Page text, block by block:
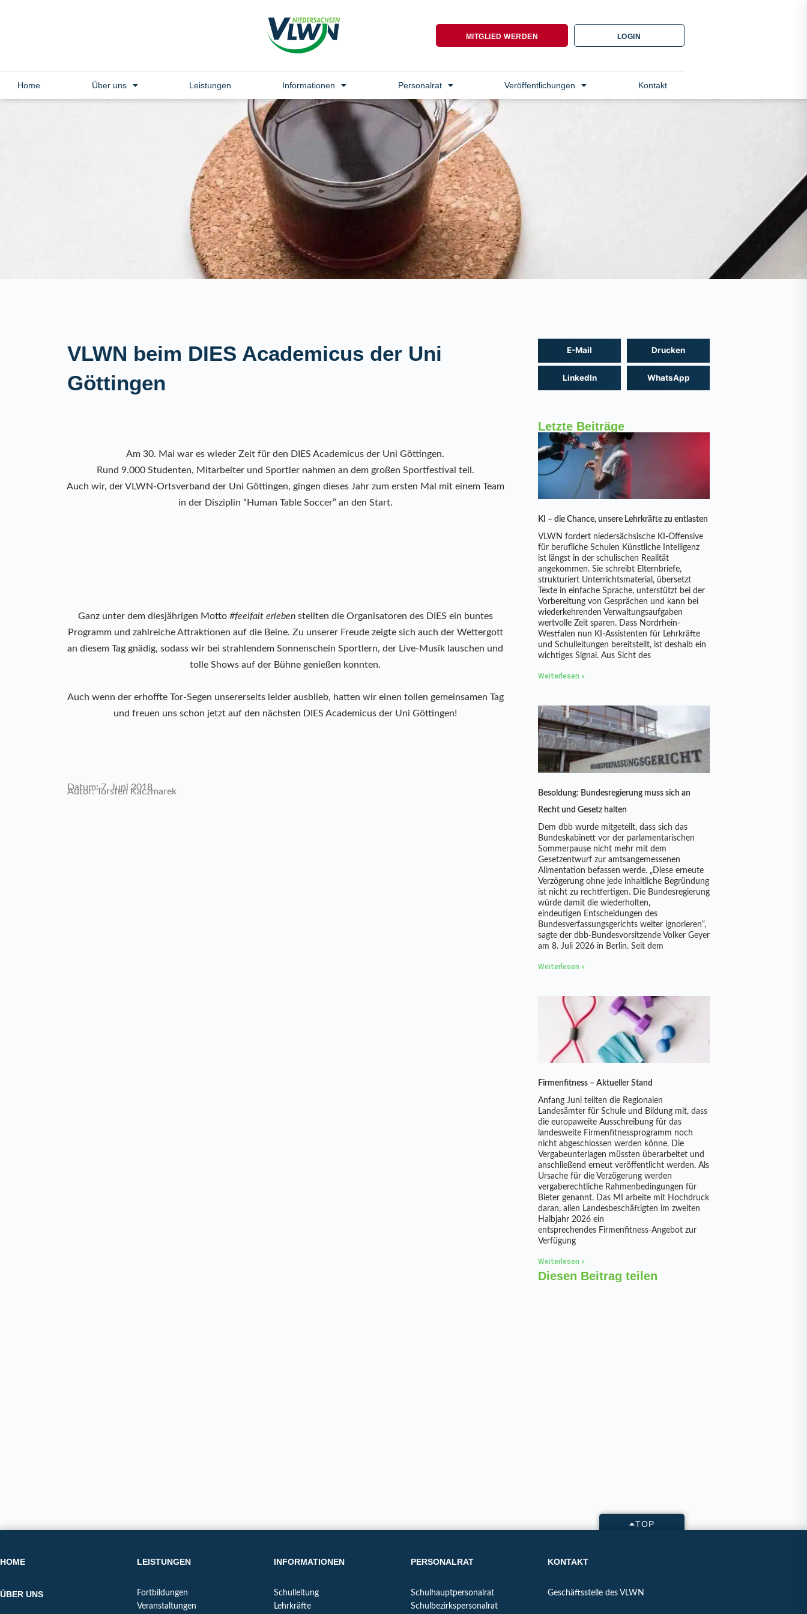
MITGLIED WERDEN LOGIN
Home Über uns Leistungen Informationen Personalrat Veröffentlichungen Kontakt
VLWN beim DIES Academicus der Uni
Göttingen
Am 30. Mai war es wieder Zeit für den DIES Academicus der Uni Göttingen.
Rund 9.000 Studenten, Mitarbeiter und Sportler nahmen an dem großen Sportfestival teil.
Auch wir, der VLWN-Ortsverband der Uni Göttingen, gingen dieses Jahr zum ersten Mal mit einem Team
in der Disziplin “Human Table Soccer” an den Start.
Ganz unter dem diesjährigen Motto #feelfalt erlebenstellten die Organisatoren des DIES ein buntes
Programm und zahlreiche Attraktionen auf die Beine. Zu unserer Freude zeigte sich auch der Wettergott
an diesem Tag gnädig, sodass wir bei strahlendem Sonnenschein Sportlern, der Live-Musik lauschen und
tolle Shows auf der Bühne genießen konnten.
Auch wenn der erhoffte Tor-Segen unsererseits leider ausblieb, hatten wir einen tollen gemeinsamen Tag
und freuen uns schon jetzt auf den nächsten DIES Academicus der Uni Göttingen!
Datum: 7. Juni 2018
Autor: Torsten Kaczmarek
E-Mail Drucken
LinkedIn WhatsApp
Letzte Beiträge
KI – die Chance, unsere Lehrkräfte zu entlasten
VLWN fordert niedersächsische KI-Offensive
für berufliche Schulen Künstliche Intelligenz
ist längst in der schulischen Realität
angekommen. Sie schreibt Elternbriefe,
strukturiert Unterrichtsmaterial, übersetzt
Texte in einfache Sprache, unterstützt bei der
Vorbereitung von Gesprächen und kann bei
wiederkehrenden Verwaltungsaufgaben
wertvolle Zeit sparen. Dass Nordrhein-
Westfalen nun KI-Assistenten für Lehrkräfte
und Schulleitungen bereitstellt, ist deshalb ein
wichtiges Signal. Aus Sicht des
Weiterlesen »
Besoldung: Bundesregierung muss sich an
Recht und Gesetz halten
Dem dbb wurde mitgeteilt, dass sich das
Bundeskabinett vor der parlamentarischen
Sommerpause nicht mehr mit dem
Gesetzentwurf zur amtsangemessenen
Alimentation befassen werde. „Diese erneute
Verzögerung ohne jede inhaltliche Begründung
ist nicht zu rechtfertigen. Die Bundesregierung
würde damit die wiederholten,
eindeutigen Entscheidungen des
Bundesverfassungsgerichts weiter ignorieren“,
sagte der dbb-Bundesvorsitzende Volker Geyer
am 8. Juli 2026 in Berlin. Seit dem
Weiterlesen »
Firmenfitness – Aktueller Stand
Anfang Juni teilten die Regionalen
Landesämter für Schule und Bildung mit, dass
die europaweite Ausschreibung für das
landesweite Firmenfitnessprogramm noch
nicht abgeschlossen werden könne. Die
Vergabeunterlagen müssten überarbeitet und
anschließend erneut veröffentlicht werden. Als
Ursache für die Verzögerung werden
vergaberechtliche Rahmenbedingungen für
Bieter genannt. Das MI arbeite mit Hochdruck
daran, allen Landesbeschäftigten im zweiten
Halbjahr 2026 ein
entsprechendes Firmenfitness-Angebot zur
Verfügung
Weiterlesen »
Diesen Beitrag teilen
TOP
HOME
ÜBER UNS
LEISTUNGEN
Fortbildungen
Veranstaltungen
INFORMATIONEN
Schulleitung
Lehrkräfte
PERSONALRAT
Schulhauptpersonalrat
Schulbezirkspersonalrat
KONTAKT
Geschäftsstelle des VLWN